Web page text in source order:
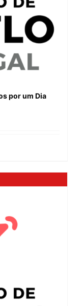
por um Dia